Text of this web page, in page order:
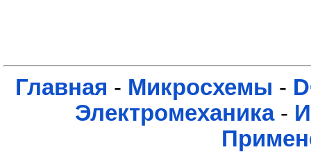
Главная - Микросхемы -
Электромеханика-